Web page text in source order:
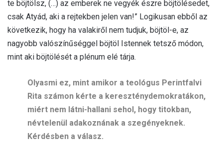
te böjtölsz, (…) az emberek ne vegyék észre böjtölésedet,
csak Atyád, aki a rejtekben jelen van!” Logikusan ebből az
következik, hogy ha valakiről nem tudjuk, böjtöl-e, az
nagyobb valószínűséggel böjtöl Istennek tetsző módon,
mint aki böjtölését a plénum elé tárja.
Olyasmi ez, mint amikor a teológus Perintfalvi
Rita számon kérte a kereszténydemokratákon,
miért nem látni-hallani sehol, hogy titokban,
névtelenül adakoznának a szegényeknek.
Kérdésben a válasz.